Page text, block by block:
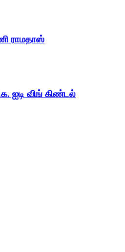
ராமதாஸ்
ஐடி விங் கிண்டல்